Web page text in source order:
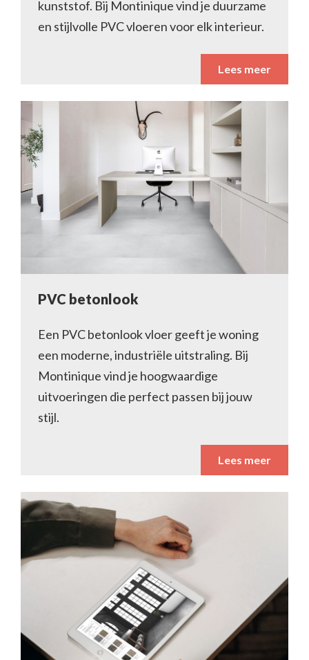
kunststof. Bij Montinique vind je duurzame
en stijlvolle PVC vloeren voor elk interieur.
Lees meer
PVC betonlook
Een PVC betonlook vloer geeft je woning
een moderne, industriële uitstraling. Bij
Montinique vind je hoogwaardige
uitvoeringen die perfect passen bij jouw
stijl.
Lees meer